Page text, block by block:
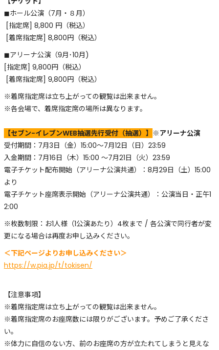
◼︎ホール公演（7月・８月）
[指定席] 8,800 円（税込）
[着席指定席] 8,800円（税込）
◼︎アリーナ公演（9月･10月)
[指定席] 9,800円（税込）
[着席指定席] 9,800円（税込）
※着席指定席は立ち上がっての観覧は出来ません。
※各会場で、着席指定席の場所は異なります。
【セブン-イレブンWEB抽選先行受付（抽選）】 ※アリーナ公演
受付期間：7月3日（金）15:00〜7月12日（日）23:59
入金期間：7月16日（木）15:00 〜7月21日（火）23:59
電子チケット配布開始（アリーナ公演共通）：8月29日（土）15:00
より
電子チケット座席表示開始（アリーナ公演共通）：公演当日・正午1
2:00
※枚数制限：お1人様（1公演あたり）4枚まで / 各公演で同行者が変
更になる場合は再度お申し込みください。
＜下記ページよりお申し込みください＞
https://w.pia.jp/t/tokisen/
【注意事項】
※着席指定席は立ち上がっての観覧は出来ません。
※着席指定席のお座席数には限りがございます。予めご了承くださ
い。
※体力に自信のない方、前のお座席の方が立たれてしまうと見えな